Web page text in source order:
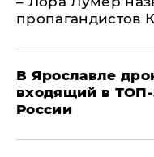
пропагандистов
В Ярославле
входящий в
России